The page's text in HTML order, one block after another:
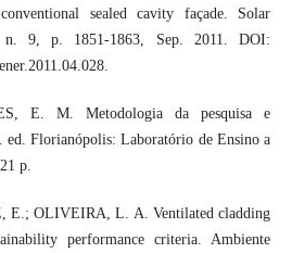
sealed cavity façade. Solar
n. 9, p. 1851-1863, Sep. 2011. DOI:
E. M. Metodologia da pesquisa e
ed. Florianópolis: Laboratório de Ensino a
p.
E.; OLIVEIRA, L. A. Ventilated cladding
performance criteria. Ambiente